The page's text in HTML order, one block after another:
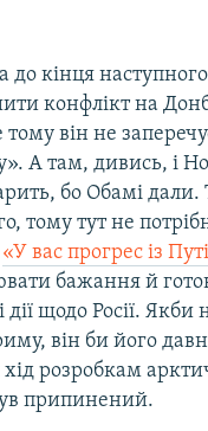
кінця
конфлікт на
він не
А там, дивись, і
бо Обамі дали.
тому тут не
«У вас прогрес із
бажання й
щодо Росії. Якби
він би його
розробкам
припинений.